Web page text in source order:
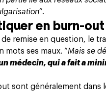
.
en burn-out
remise en question, le
mots ses maux. “Mais se
médecin, qui a fait a
sont généralement dans